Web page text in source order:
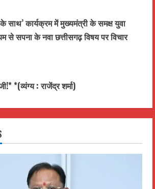
साथ’ कार्यक्रम में मुख्यमंत्री के समक्ष युवा
से सपना के नवा छत्तीसगढ़ विषय पर विचार
*(व्यंग्य : राजेंद्र शर्मा)